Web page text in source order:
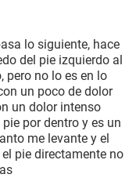
lo siguiente, hace
del pie izquierdo al
pero no lo es en lo
un poco de dolor
un dolor intenso
por dentro y es un
me levante y el
pie directamente no